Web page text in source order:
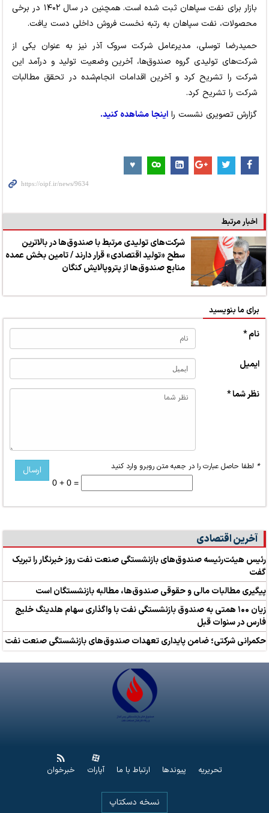
بازار برای نفت سپاهان ثبت شده است. همچنین در سال ۱۴۰۲ در برخی
محصولات، نفت سپاهان به رتبه نخست فروش داخلی دست یافت.
حمیدرضا توسلی، مدیرعامل شرکت سروک آذر نیز به عنوان یکی از
شرکت‌های تولیدی گروه صندوق‌ها، آخرین وضعیت تولید و درآمد این
شرکت را تشریح کرد و آخرین اقدامات انجام‌شده در تحقق مطالبات
شرکت را تشریح کرد.
گزارش تصویری نشست را اینجا مشاهده کنید.
اخبار مرتبط
شرکت‌های تولیدی مرتبط با صندوق‌ها در بالاترین
سطح «تولید اقتصادی» قرار دارند / تامین بخش عمده
منابع صندوق‌ها از پتروپالایش کنگان
برای ما بنویسید
نام *
ایمیل
نظر شما *
* لطفا حاصل عبارت را در جعبه متن روبرو وارد کنید
0 + 0 =
آخرین اقتصادی
رئیس هیئت‌رئیسه صندوق‌های بازنشستگی صنعت نفت روز خبرنگار را تبریک
گفت
پیگیری مطالبات مالی و حقوقی صندوق‌ها، مطالبه بازنشستگان است
زیان ۱۰۰ همتی به صندوق بازنشستگی نفت با واگذاری سهام هلدینگ خلیج
فارس در سنوات قبل
حکمرانی شرکتی؛ ضامن پایداری تعهدات صندوق‌های بازنشستگی صنعت نفت
تحریریه پیوندها ارتباط با ما آپارات خبرخوان
نسخه دسکتاپ